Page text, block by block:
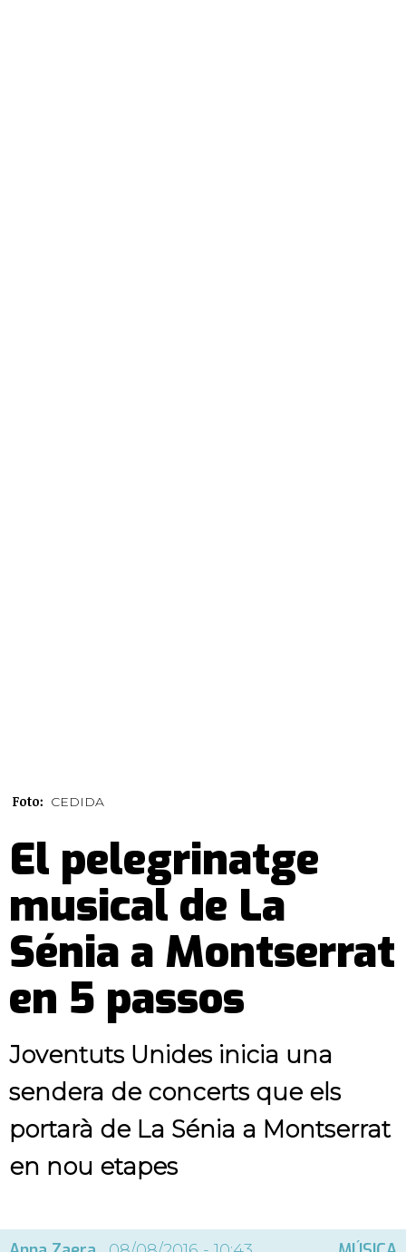
Foto: CEDIDA
El pelegrinatge
musical de La
Sénia a Montserrat
en 5 passos
Joventuts Unides inicia una
sendera de concerts que els
portarà de La Sénia a Montserrat
en nou etapes